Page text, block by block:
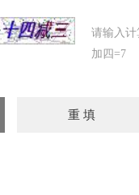
请输入
加四=7